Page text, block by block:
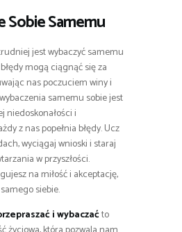
Sobie Samemu
jest wybaczyć samemu
mogą ciągnąć się za
nas poczuciem winy i
samemu sobie jest
niedoskonałości i
z nas popełnia błędy. Ucz
wyciągaj wnioski i staraj
w przyszłości.
na miłość i akceptację,
siebie.
i wybaczaćto